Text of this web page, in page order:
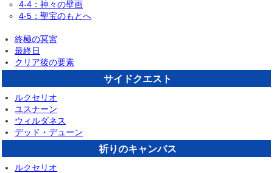
4-4：神々の壁画
4-5：聖宝のもとへ
終極の冥宮
最終日
クリア後の要素
サイドクエスト
ルクセリオ
ユスナーン
ウィルダネス
デッド・デューン
祈りのキャンバス
ルクセリオ